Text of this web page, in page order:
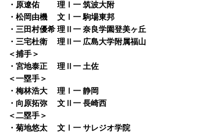
・原遼佑 理Ⅰ一 筑波大附
・松岡由機 文Ⅰ一 駒場東邦
・三田村優希 理Ⅱ一 奈良学園登美ヶ丘
・三宅杜衛 理Ⅱ一 広島大学附属福山
＜捕手＞
・宮地泰正 理Ⅱ一 土佐
＜一塁手＞
・梅林浩大 理Ⅰ一 静岡
・向原拓弥 文Ⅱ一 長崎西
＜二塁手＞
・菊地悠太 文Ⅰ一 サレジオ学院